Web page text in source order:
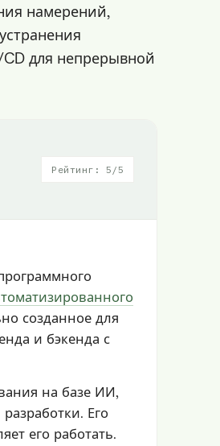
намерений,
для непрерывной
Рейтинг: 5/5
созданное для
и бэкенда с
на базе ИИ,
Его
его работать.